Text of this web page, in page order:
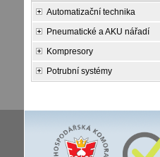
Automatizační technika
Pneumatické a AKU nářadí
Kompresory
Potrubní systémy